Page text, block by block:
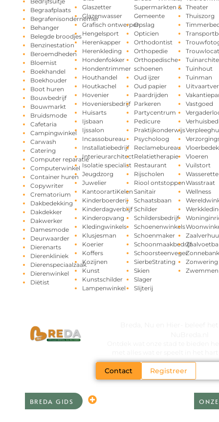
Begraafplaats
Begrafenisondernemer
Behanger
Belegde broodjes
Benzinestation
Beroemdheden
Bloemist
Boekhandel
Boekhouder
Boot huren
Bouwbedrijf
Bouwmarkt
Bruidsmode
Cafetaria
Campingwinkel
Carwash
Catering
Computer reparatie
Computerwinkel
Container huren
Copywriter
Crematorium
Dakbedekking
Dakdekker
Dakwerker
Damesmode
Deurwaarder
Dierenarts
Dierenkliniek
Dierenspeciaalzaak
Dierenwinkel
Diëtist
Glaszetter
Glazenwasser
Grafisch ontwerper
Hengelsport
Herenkapper
Herenkleding
Hondenfokker
Hondentrimmer
Houthandel
Houtkachel
Hovenier
Hoveniersbedrijf
Huisarts
Ijsbaan
Ijssalon
Incassobureau
Installatiebedrijf
Interieurarchitect
Isolatie specialist
Jeugdzorg
Juwelier
KantoorartiKelen
Kinderboerderij
Kinderdagverblijf
Kinderopvang
Kledingwinkels
Klusjesman
Koerier
Koffers
Kozijnen
Kunst
Kunstschilder
Lampenwinkel
Supermarkten &
Gemeente
Opslag
Opticien
Orthodontist
Orthopedie
Orthopedische
schoenen
Oud ijzer
Oud papier
Paardrijden
Parkeren
Partycentrum
Pedicure
Praktijkonderwijs
Psycholoog
Reclamebureau
Relatietherapie
Restaurant
Rijscholen
Riool ontstoppen
Sanitair
Schaatsbaan
Schilder
Schildersbedrijf
Schoenenwinkels
Schoenmaker
Schoonmaakbedrijf
Schoorsteenveger
SierbeStrating
Skien
Slager
Slijterij
Theater
Thuiszorg
Tuinhout
Tuinman
Vastgoed
Vloeren
Vuilstort
Wasserette
Wasstraat
Wellness
Zonnebank
Zonwering
Zwemmen
Contact Registreer
BREDA GIDS